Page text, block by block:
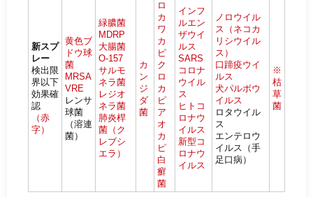
新スプ
レー
検出限
界以下
効果確
認
（赤
字）
黄色ブ
ドウ球
菌
MRSA
VRE
レンサ
球菌
（溶連
菌）
緑膿菌
MDRP
大腸菌
O-157
サルモ
ネラ菌
レジオ
ネラ菌
肺炎桿
菌（ク
レブシ
エラ）
カ
ン
ジ
ダ
菌
ロ
カ
ワ
カ
ピ
ク
ロ
カ
ピ
ア
オ
カ
ピ
白
癬
菌
インフ
ルエン
ザウイ
ルス
SARS
コロナ
ウイル
ス
ヒトコ
ロナウ
イルス
新型コ
ロナウ
イルス
ノロウイル
ス（ネコカ
リシウイル
ス）
口蹄疫ウイ
ルス
犬パルボウ
イルス
ロタウイル
ス
エンテロウ
イルス（手
足口病）
※
枯
草
菌